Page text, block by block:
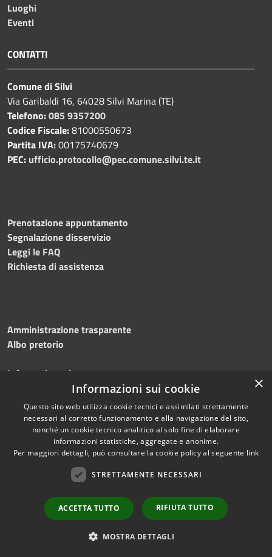
Luoghi
Eventi
CONTATTI
Comune di Silvi
Via Garibaldi 16, 64028 Silvi Marina (TE)
Telefono:085 9357200
Codice Fiscale:81000550673
Partita IVA:00175740679
PEC: ufficio.protocollo@pec.comune.silvi.te.it
Prenotazione appuntamento
Segnalazione disservizio
Leggi le FAQ
Richiesta di assistenza
Amministrazione trasparente
Albo pretorio
Informativa privacy
Dichiarazione di accessibilità
Mappa del sito
Copyright © 2026 • Comune di
Silvi • Powered by
redazione
×
Informazioni sui cookie
Questo sito web utilizza cookie tecnici e assimilati strettamente
necessari al corretto funzionamento e alla navigazione del sito,
nonché un cookie tecnico analitico al solo fine di elaborare
informazioni statistiche, aggregate e anonime.
Per maggiori dettagli, può consultare la cookie policy al seguente link
STRETTAMENTE NECESSARI
ACCETTA TUTTO RIFIUTA TUTTO
MOSTRA DETTAGLI